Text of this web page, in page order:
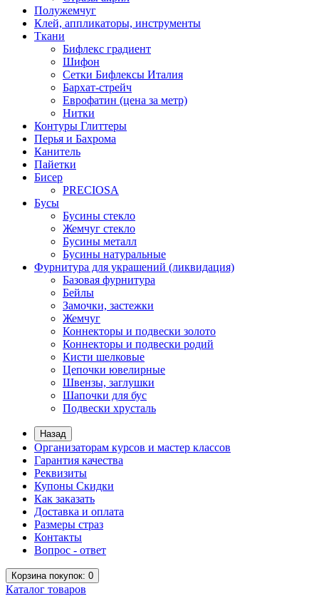
Полужемчуг
Клей, аппликаторы, инструменты
Ткани
Бифлекс градиент
Шифон
Сетки Бифлексы Италия
Бархат-стрейч
Еврофатин (цена за метр)
Нитки
Контуры Глиттеры
Перья и Бахрома
Канитель
Пайетки
Бисер
PRECIOSA
Бусы
Бусины стекло
Жемчуг стекло
Бусины металл
Бусины натуральные
Фурнитура для украшений (ликвидация)
Базовая фурнитура
Бейлы
Замочки, застежки
Жемчуг
Коннекторы и подвески золото
Коннекторы и подвески родий
Кисти шелковые
Цепочки ювелирные
Швензы, заглушки
Шапочки для бус
Подвески хрусталь
Назад
Организаторам курсов и мастер классов
Гарантия качества
Реквизиты
Купоны Скидки
Как заказать
Доставка и оплата
Размеры страз
Контакты
Вопрос - ответ
Корзинапокупок: 0
Каталог товаров